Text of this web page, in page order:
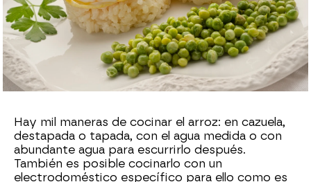
Cristina García Chacón
Publicado: 19 de abril de 2023, 13:43
WhatsappFacebook Flipboard
Hay mil maneras de cocinar el arroz: en cazuela,
destapada o tapada, con el agua medida o con
abundante agua para escurrirlo después.
También es posible cocinarlo con un
electrodoméstico específico para ello como es